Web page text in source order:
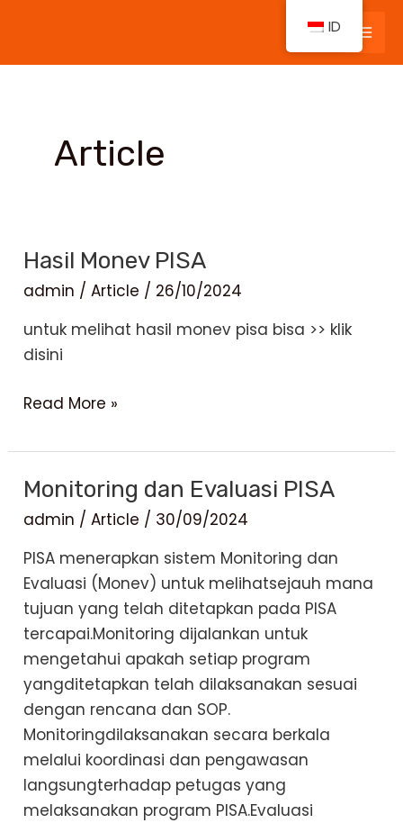
konten
Main
Article
Hasil Monev PISA
admin /Article / 26/10/2024
untuk melihat hasil monev pisa bisa >> klik
disini
Hasil
PISA
Read More »
Monitoring dan Evaluasi PISA
admin /Article / 30/09/2024
PISA menerapkan sistem Monitoring dan
Evaluasi (Monev) untuk melihatsejauh mana
tujuan yang telah ditetapkan pada PISA
tercapai.Monitoring dijalankan untuk
mengetahui apakah setiap program
yangditetapkan telah dilaksanakan sesuai
dengan rencana dan SOP.
Monitoringdilaksanakan secara berkala
melalui koordinasi dan pengawasan
langsungterhadap petugas yang
melaksanakan program PISA.Evaluasi
ID